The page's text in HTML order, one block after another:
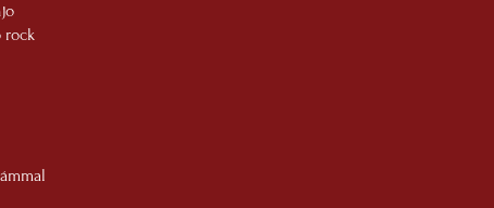
rock